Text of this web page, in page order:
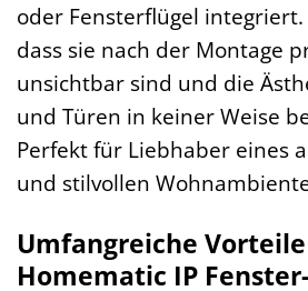
oder Fensterflügel
dass sie nach der Montage
unsichtbar sind und die
und Türen in keiner Weise
Perfekt für Liebhaber eines
und stilvollen
Umfangreiche
Homematic IP